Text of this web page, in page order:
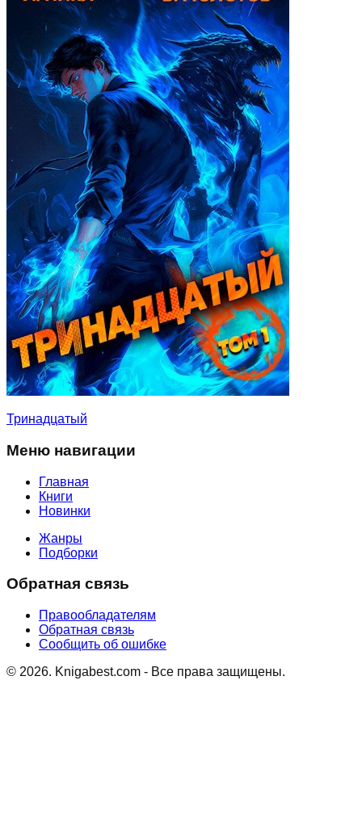
Тринадцатый
Меню навигации
Главная
Книги
Новинки
Жанры
Подборки
Обратная связь
Правообладателям
Обратная связь
Сообщить об ошибке
© 2026. Knigabest.com - Все права защищены.